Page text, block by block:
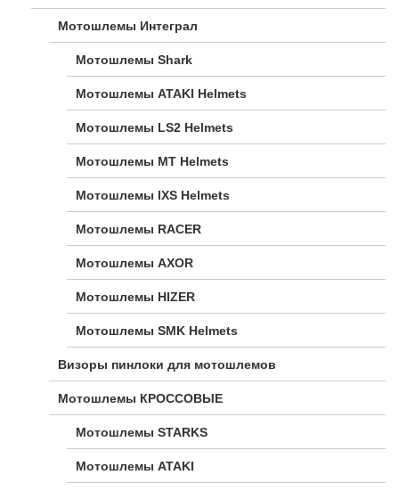
Мотошлемы Интеграл
Мотошлемы Shark
Мотошлемы ATAKI Helmets
Мотошлемы LS2 Helmets
Мотошлемы MT Helmets
Мотошлемы IXS Helmets
Мотошлемы RACER
Мотошлемы AXOR
Мотошлемы HIZER
Мотошлемы SMK Helmets
Визоры пинлоки для мотошлемов
Мотошлемы КРОССОВЫЕ
Мотошлемы STARKS
Мотошлемы ATAKI